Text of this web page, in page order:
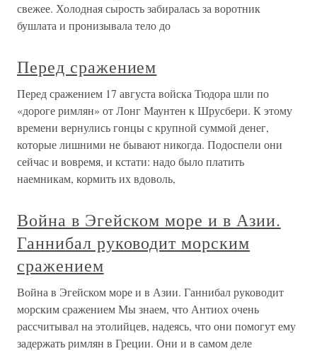
свежее. Холодная сырость забиралась за воротник
бушлата и пронизывала тело до
Перед сражением
Перед сражением 17 августа войска Тюдора шли по
«дороге римлян» от Лонг Маунтен к Шрусбери. К этому
времени вернулись гонцы с крупной суммой денег,
которые лишними не бывают никогда. Подоспели они
сейчас и вовремя, и кстати: надо было платить
наемникам, кормить их вдоволь,
Война в Эгейском море и в Азии.
Ганнибал руководит морским
сражением
Война в Эгейском море и в Азии. Ганнибал руководит
морским сражением Мы знаем, что Антиох очень
рассчитывал на этолийцев, надеясь, что они помогут ему
задержать римлян в Греции. Они и в самом деле